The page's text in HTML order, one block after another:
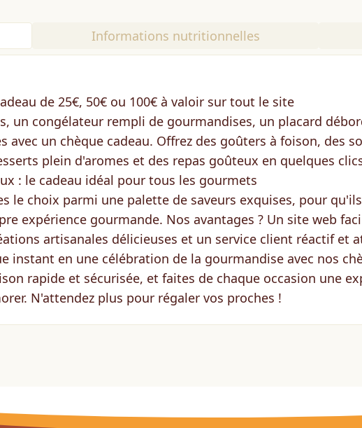
Informations nutritionnelles
de 25€, 50€ ou 100€ à valoir sur tout le site
un congélateur rempli de gourmandises, un placard
avec un chèque cadeau. Offrez des goûters à foison, des
plein d'aromes et des repas goûteux en quelques
: le cadeau idéal pour tous les gourmets
le choix parmi une palette de saveurs exquises, pour
expérience gourmande. Nos avantages ? Un site web
artisanales délicieuses et un service client réactif et
instant en une célébration de la gourmandise avec nos
rapide et sécurisée, et faites de chaque occasion une
N'attendez plus pour régaler vos proches !